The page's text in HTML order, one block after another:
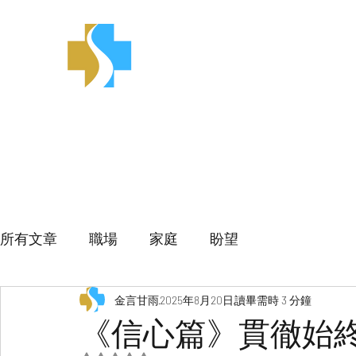
所有文章 職場 家庭 盼望
《信心篇》貫徹始
金言甘雨2025年8月20日讀畢需時 3 分鐘